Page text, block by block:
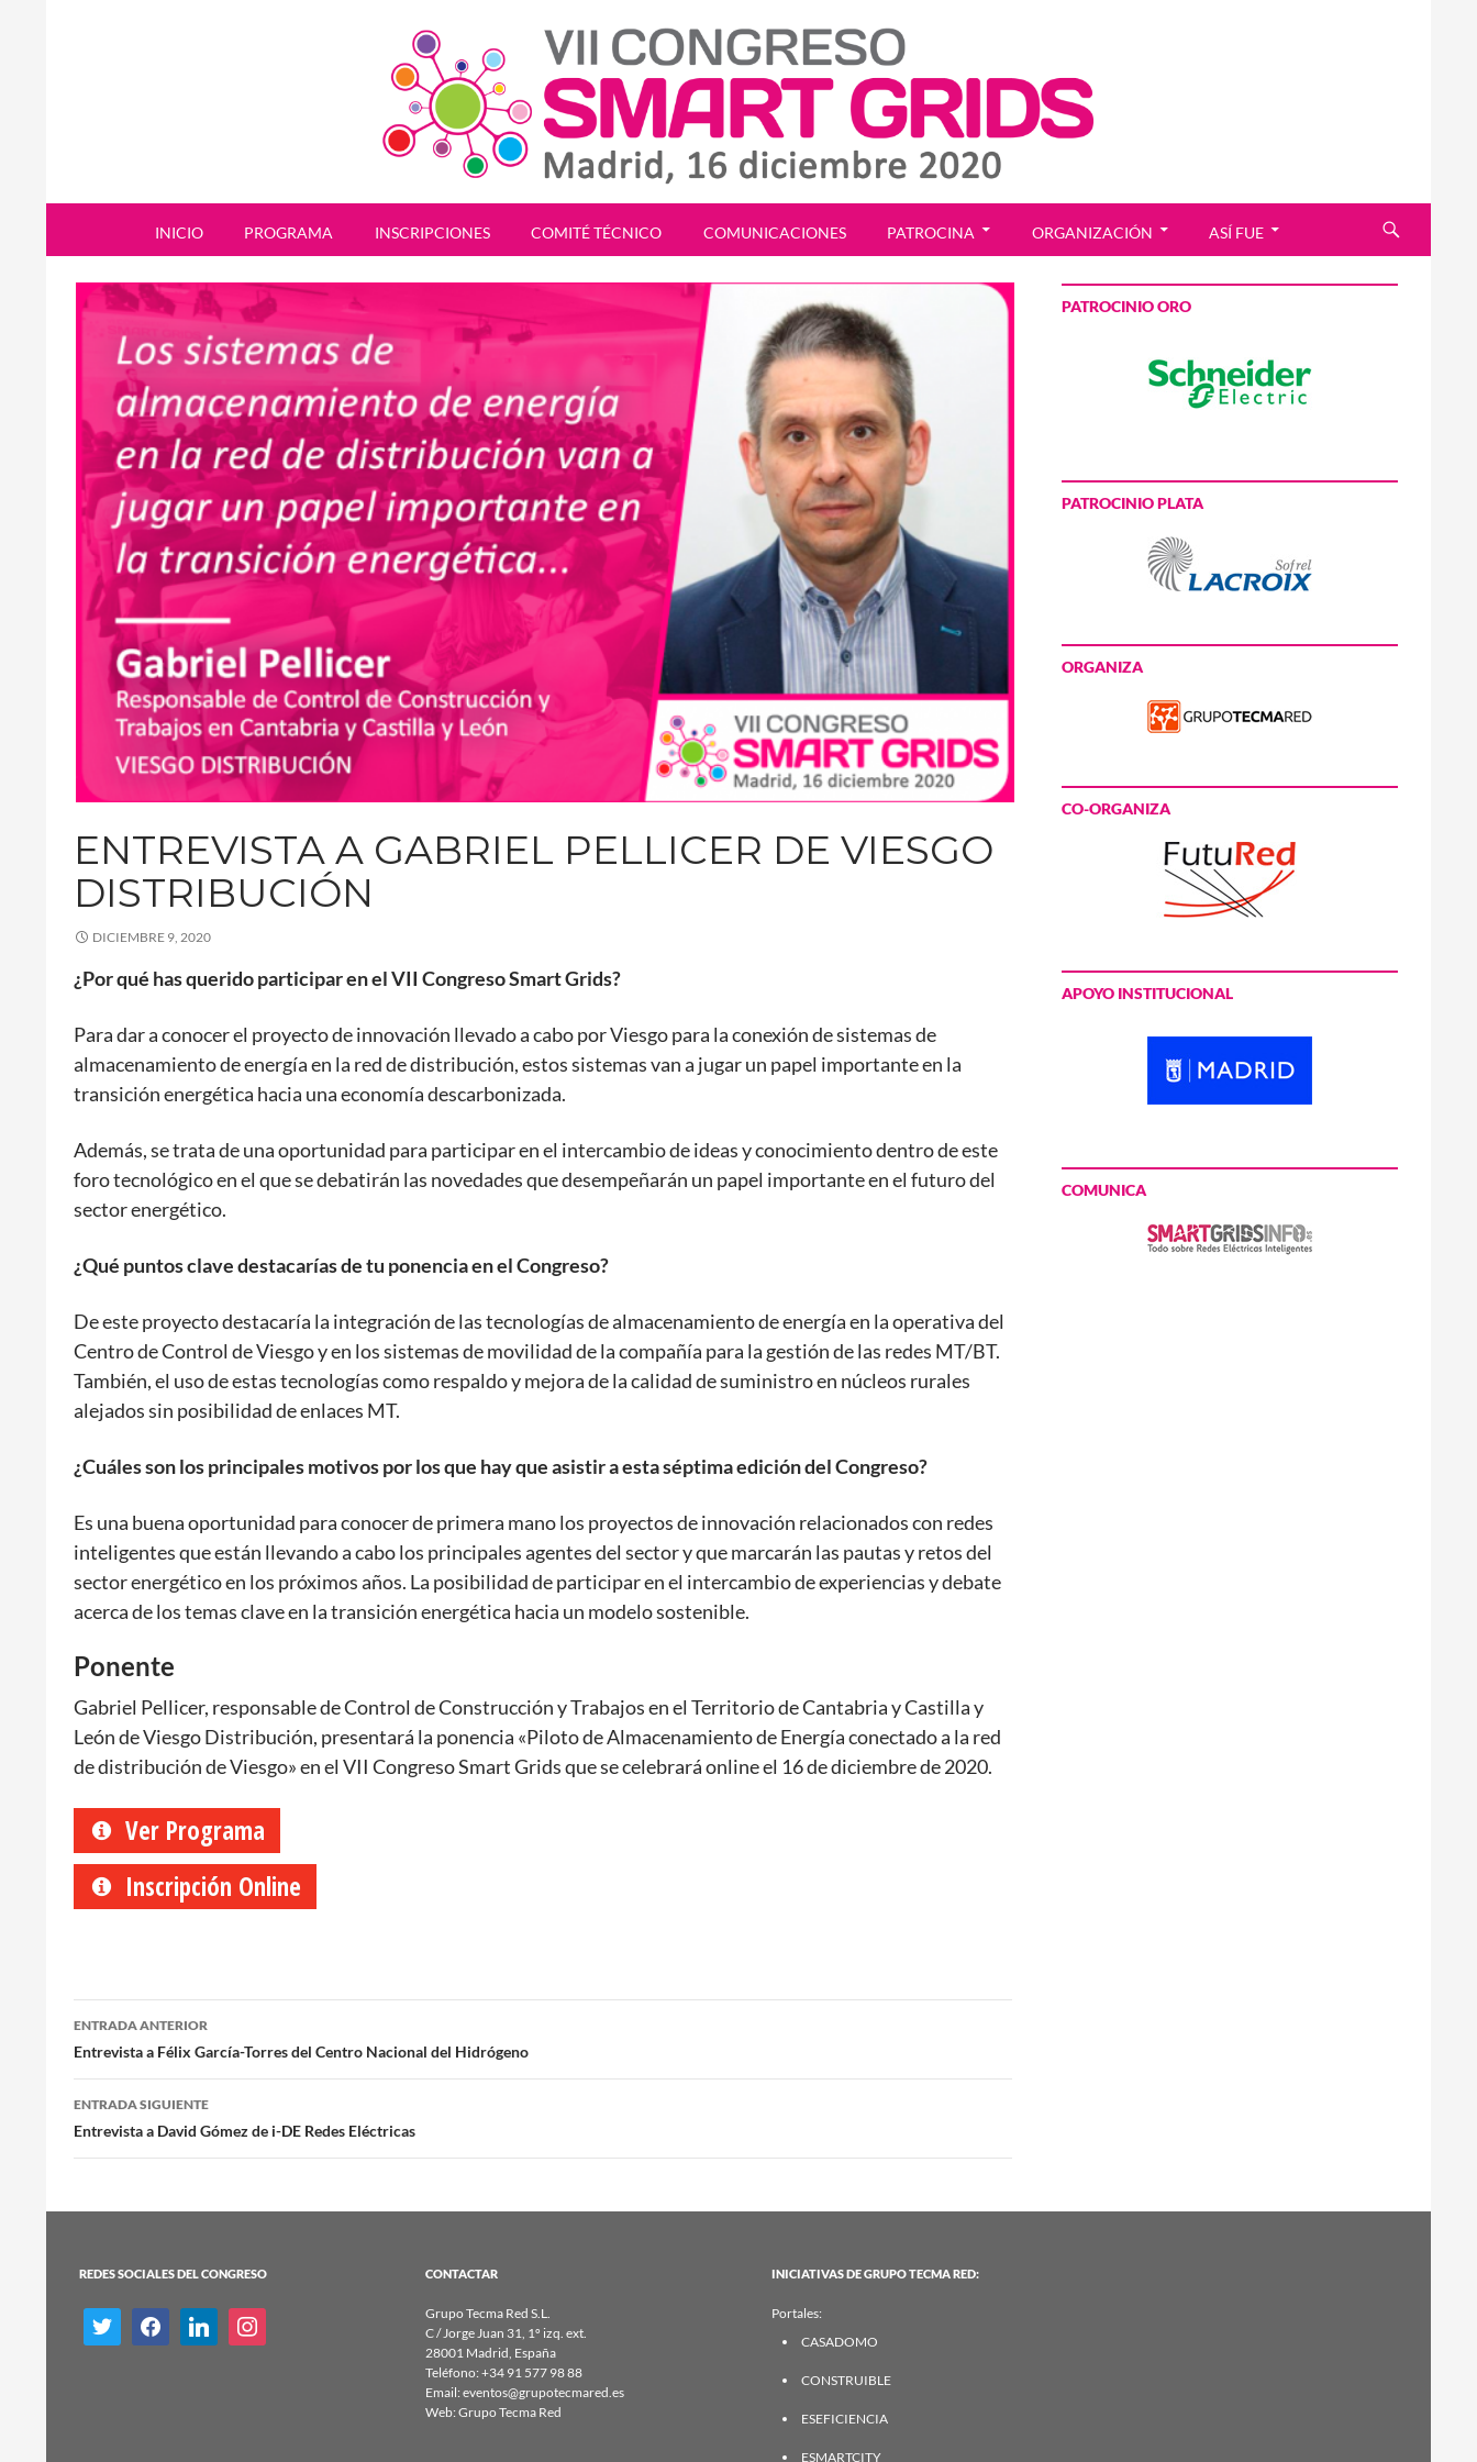
Congreso Smart Grids
INICIO PROGRAMA INSCRIPCIONES COMITÉ TÉCNICO COMUNICACIONES PATROCINA ORGANIZACIÓN ASÍ FUE
ENTREVISTA A GABRIEL PELLICER DE VIESGO
DISTRIBUCIÓN
DICIEMBRE 9, 2020
¿Por qué has querido participar en el VII Congreso Smart Grids?
Para dar a conocer el proyecto de innovación llevado a cabo por Viesgo para la conexión de sistemas de
almacenamiento de energía en la red de distribución, estos sistemas van a jugar un papel importante en la
transición energética hacia una economía descarbonizada.
Además, se trata de una oportunidad para participar en el intercambio de ideas y conocimiento dentro de este
foro tecnológico en el que se debatirán las novedades que desempeñarán un papel importante en el futuro del
sector energético.
¿Qué puntos clave destacarías de tu ponencia en el Congreso?
De este proyecto destacaría la integración de las tecnologías de almacenamiento de energía en la operativa del
Centro de Control de Viesgo y en los sistemas de movilidad de la compañía para la gestión de las redes MT/BT.
También, el uso de estas tecnologías como respaldo y mejora de la calidad de suministro en núcleos rurales
alejados sin posibilidad de enlaces MT.
¿Cuáles son los principales motivos por los que hay que asistir a esta séptima edición del Congreso?
Es una buena oportunidad para conocer de primera mano los proyectos de innovación relacionados con redes
inteligentes que están llevando a cabo los principales agentes del sector y que marcarán las pautas y retos del
sector energético en los próximos años. La posibilidad de participar en el intercambio de experiencias y debate
acerca de los temas clave en la transición energética hacia un modelo sostenible.
Ponente
Gabriel Pellicer, responsable de Control de Construcción y Trabajos en el Territorio de Cantabria y Castilla y
León de Viesgo Distribución, presentará la ponencia «Piloto de Almacenamiento de Energía conectado a la red
de distribución de Viesgo» en el VII Congreso Smart Grids que se celebrará online el 16 de diciembre de 2020.
Ver Programa
Inscripción Online
Navegación
de
entradas
ENTRADA ANTERIOR
Entrevista a Félix García-Torres del Centro Nacional del Hidrógeno
ENTRADA SIGUIENTE
Entrevista a David Gómez de i-DE Redes Eléctricas
PATROCINIO ORO
PATROCINIO PLATA
ORGANIZA
CO-ORGANIZA
APOYO INSTITUCIONAL
COMUNICA
REDES SOCIALES DEL CONGRESO
twitter facebook linkedin instagram
CONTACTAR
Grupo Tecma Red S.L.
C / Jorge Juan 31, 1º izq. ext.
28001 Madrid, España
Teléfono: +34 91 577 98 88
Email: eventos@grupotecmared.es
Web: Grupo Tecma Red
INICIATIVAS DE GRUPO TECMA RED:
Portales:
CASADOMO
CONSTRUIBLE
ESEFICIENCIA
ESMARTCITY